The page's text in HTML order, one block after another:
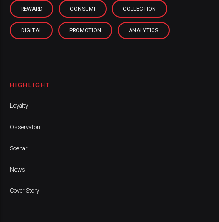
REWARD CONSUMI COLLECTION
DIGITAL PROMOTION ANALYTICS
HIGHLIGHT
Loyalty
Osservatori
Scenari
News
Cover Story